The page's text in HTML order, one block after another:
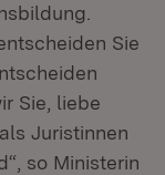
Sie
Sie, liebe
Juristinnen
so Ministerin